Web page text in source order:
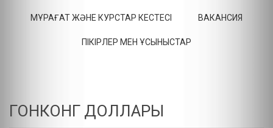
МҰРАҒАТ ЖӘНЕ КУРСТАР КЕСТЕСІ ВАКАНСИЯ
ПІКІРЛЕР МЕН ҰСЫНЫСТАР
ГОНКОНГ ДОЛЛАРЫ